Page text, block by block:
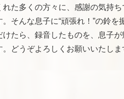
た多くの方々に、感謝の気持ち
そんな息子に“頑張れ！”の鈴を
たら、録音したものを、息子
どうぞよろしくお願いいたし